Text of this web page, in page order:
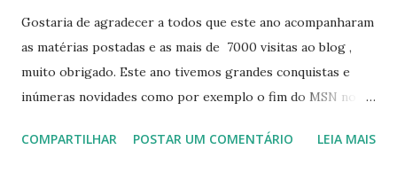
Gostaria de agradecer a todos que este ano acompanharam
as matérias postadas e as mais de 7000 visitas ao blog ,
muito obrigado. Este ano tivemos grandes conquistas e
inúmeras novidades como por exemplo o fim do MSN no
do Kaiana que será lançada em 2013, distro nacional , a
COMPARTILHAR POSTAR UM COMENTÁRIO LEIA MAIS